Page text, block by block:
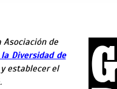
Asociación de
Diversidad de
y establecer el